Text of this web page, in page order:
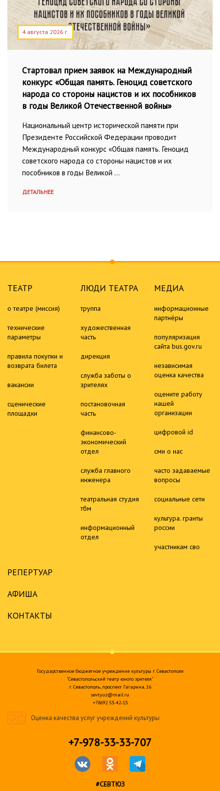
4 августа 2026 г.
Стартовал прием заявок на Международный
конкурс «Общая память. Геноцид советского
народа со стороны нацистов и их пособников
в годы Великой Отечественной войны»
Национальный центр исторической памяти при
Президенте Российской Федерации проводит
Международный конкурс «Общая память. Геноцид
советского народа со стороны нацистов и их
пособников в годы Великой …
ДЕТАЛЬНЕЕ
ТЕАТР
о театре (миссия)
технические
параметры
правила покупки и
возврата билета
вакансии
сценические
площадки
ЛЮДИ ТЕАТРА
труппа
художественная
часть
дирекция
служба заботы о
зрителях
постановочная
часть
финансово-
экономический
отдел
служба главного
инженера
театральная студия
тбм
информационный
отдел
МЕДИА
информационные
партнёры
популяризация
сайта bus.gov.ru
независимая
оценка качества
оцените работу
нашей
организации
цифровой id
сми о нас
часто задаваемые
вопросы
социальные сети
культура. гранты
россии
участникам сво
РЕПЕРТУАР
АФИША
КОНТАКТЫ
Государственное бюджетное учреждение культуры г. Севастополя
"Севастопольский театр юного зрителя"
г. Севастополь, проспект Гагарина, 16
sevtyuz@mail.ru
+78692 53-42-15
Оценка качества услуг учреждений культуры
+7-978-33-33-707
#СЕВТЮЗ